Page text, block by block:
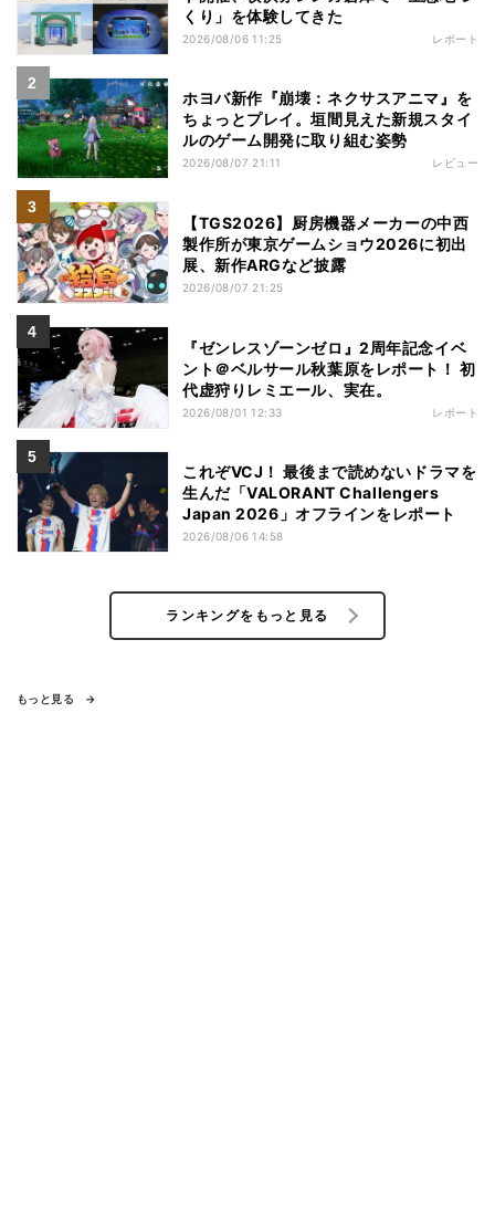
くり」を体験してきた
2026/08/06 11:25 レポート
ホヨバ新作『崩壊：ネクサスアニマ』を
ちょっとプレイ。垣間見えた新規スタイ
ルのゲーム開発に取り組む姿勢
2026/08/07 21:11 レビュー
【TGS2026】厨房機器メーカーの中西
製作所が東京ゲームショウ2026に初出
展、新作ARGなど披露
2026/08/07 21:25
『ゼンレスゾーンゼロ』2周年記念イベ
ント＠ベルサール秋葉原をレポート！ 初
代虚狩りレミエール、実在。
2026/08/01 12:33 レポート
これぞVCJ！ 最後まで読めないドラマを
生んだ「VALORANT Challengers
Japan 2026」オフラインをレポート
2026/08/06 14:58
ランキングをもっと見る
もっと見る